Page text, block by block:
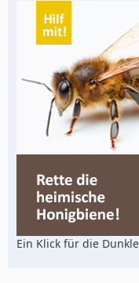
Ein Klick für die